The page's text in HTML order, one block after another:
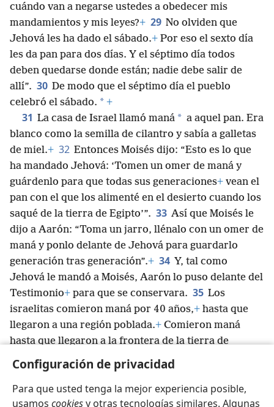
Configuración de privacidad
Para que usted tenga la mejor experiencia posible,
usamos cookiesy otras tecnologías similares. Algunas
cuándo van a negarse ustedes a obedecer mis
mandamientos y mis leyes?+ 29 No olviden que
Jehová les ha dado el sábado.+ Por eso el sexto día
les da pan para dos días. Y el séptimo día todos
deben quedarse donde están; nadie debe salir de
allí”. 30 De modo que el séptimo día el pueblo
celebró el sábado. * +
31 La casa de Israel llamó maná * a aquel pan. Era
blanco como la semilla de cilantro y sabía a galletas
de miel.+ 32 Entonces Moisés dijo: “Esto es lo que
ha mandado Jehová: ‘Tomen un omer de maná y
guárdenlo para que todas sus generaciones+ vean el
pan con el que los alimenté en el desierto cuando los
saqué de la tierra de Egipto’”. 33 Así que Moisés le
dijo a Aarón: “Toma un jarro, llénalo con un omer de
maná y ponlo delante de Jehová para guardarlo
generación tras generación”.+ 34 Y, tal como
Jehová le mandó a Moisés, Aarón lo puso delante del
Testimonio+ para que se conservara. 35 Los
israelitas comieron maná por 40 años,+ hasta que
llegaron a una región poblada.+ Comieron maná
hasta que llegaron a la frontera de la tierra de
Canaán.
Por cierto, un omer es la décima parte
de un efá.